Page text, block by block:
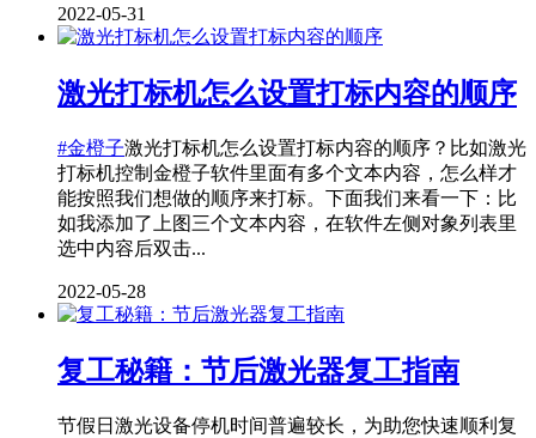
2022-05-31
激光打标机怎么设置打标内容的顺序
#金橙子激光打标机怎么设置打标内容的顺序？比如激光
打标机控制金橙子软件里面有多个文本内容，怎么样才
能按照我们想做的顺序来打标。下面我们来看一下：比
如我添加了上图三个文本内容，在软件左侧对象列表里
选中内容后双击...
2022-05-28
复工秘籍：节后激光器复工指南
节假日激光设备停机时间普遍较长，为助您快速顺利复